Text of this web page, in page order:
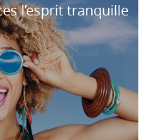
l’esprit tranquille